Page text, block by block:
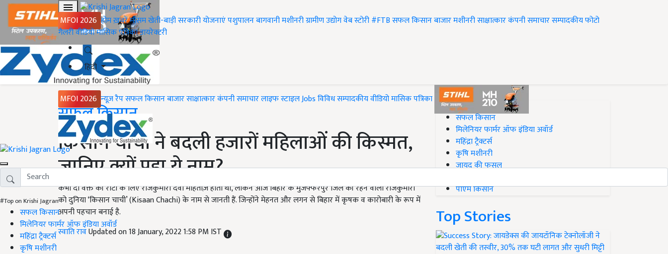
MFOI 2026 होमख़बरेंमौसमखेती-बाड़ीसरकारी योजनाएंपशुपालनबागवानीमशीनरीग्रामीण उद्योगवेब स्टोरी#FTBसफल किसानबाजारमशीनरीसाक्षात्कारकंपनी समाचारसम्पादकीयफोटो
गैलरीवीडियोमासिक पत्रिकाडायरेक्टरी
हिंदी
MFOI 2026 न्यूज़ रैपसफल किसानबाजारसाक्षात्कारकंपनी समाचारलाइफ स्टाइलJobsविविधसम्पादकीयवीडियोमासिक पत्रिका
#Top on Krishi Jagran
सफल किसान
मिलेनियर फार्मर ऑफ इंडिया अवॉर्ड
महिंद्रा ट्रैक्टर्स
कृषि मशीनरी
Home
सफल किसान
किसान चाची ने बदली हजारों महिलाओं की किस्मत,
जानिए क्यों पड़ा ये नाम?
कभी दो वक्त की रोटी के लिए राजकुमारी देवी मोहताज़ होती थी, लेकिन आज बिहार के मुजफ्फरपुर जिले की रहने वाली राजकुमारी
को दुनिया ‘किसान चाची’ (Kisaan Chachi) के नाम से जानती हैं. जिन्होंने मेहनत और लगन से बिहार में कृषक व कारोबारी के रूप में
अपनी पहचान बनाई है.
स्वाति रावUpdated on 18 January, 2022 1:58 PM IST
#Top on Krishi Jagran
सफल किसान
मिलेनियर फार्मर ऑफ इंडिया अवॉर्ड
महिंद्रा ट्रैक्टर्स
कृषि मशीनरी
जायद की फसल
पीएम किसान
Top Stories